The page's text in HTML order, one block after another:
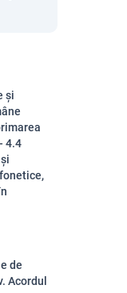
și
4.4
de
Acordul